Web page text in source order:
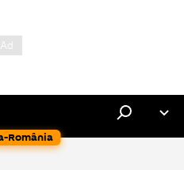
România